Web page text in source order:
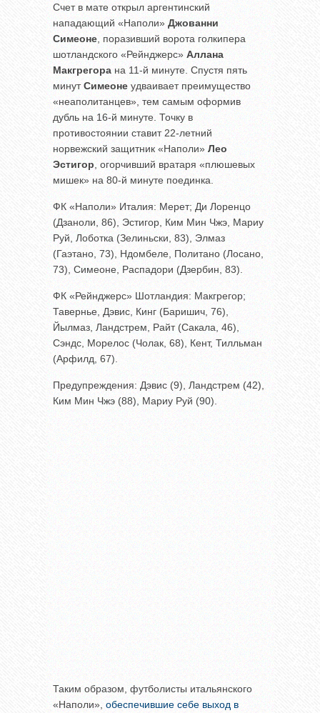
Счет в мате открыл аргентинский
нападающий «Наполи» Джованни
Симеоне , поразивший ворота голкипера
шотландского «Рейнджерс» Аллана
Макгрегора на 11-й минуте. Спустя пять
минутСимеоне удваивает преимущество
«неаполитанцев», тем самым оформив
дубль на 16-й минуте. Точку в
противостоянии ставит 22-летний
норвежский защитник «Наполи» Лео
Эстигор , огорчивший вратаря «плюшевых
мишек» на 80-й минуте поединка.
ФК «Наполи» Италия: Мерет; Ди Лоренцо
(Дзаноли, 86), Эстигор, Ким Мин Чжэ, Мариу
Руй, Лоботка (Зелиньски, 83), Элмаз
(Гаэтано, 73), Ндомбеле, Политано (Лосано,
73), Симеоне, Распадори (Дзербин, 83).
ФК «Рейнджерс» Шотландия: Макгрегор;
Тавернье, Дэвис, Кинг (Баришич, 76),
Йылмаз, Ландстрем, Райт (Сакала, 46),
Сэндс, Морелос (Чолак, 68), Кент, Тилльман
(Арфилд, 67).
Предупреждения: Дэвис (9), Ландстрем (42),
Ким Мин Чжэ (88), Мариу Руй (90).
Таким образом, футболисты итальянского
«Наполи», обеспечившие себе выход в